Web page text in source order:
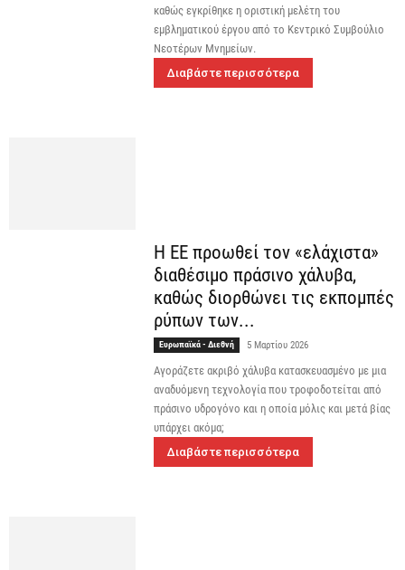
καθώς εγκρίθηκε η οριστική μελέτη του
εμβληματικού έργου από το Κεντρικό Συμβούλιο
Νεοτέρων Μνημείων.
Διαβάστε περισσότερα
Η ΕΕ προωθεί τον «ελάχιστα»
διαθέσιμο πράσινο χάλυβα,
καθώς διορθώνει τις εκπομπές
ρύπων των...
Ευρωπαϊκά - Διεθνή 5 Μαρτίου 2026
Αγοράζετε ακριβό χάλυβα κατασκευασμένο με μια
αναδυόμενη τεχνολογία που τροφοδοτείται από
πράσινο υδρογόνο και η οποία μόλις και μετά βίας
υπάρχει ακόμα;
Διαβάστε περισσότερα